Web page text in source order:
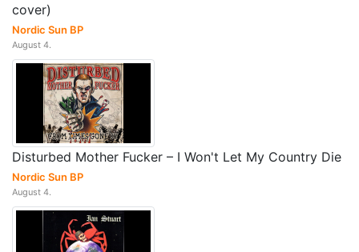
cover)
Nordic Sun BP
August 4.
Disturbed Mother Fucker – I Won't Let My Country Die
Nordic Sun BP
August 4.